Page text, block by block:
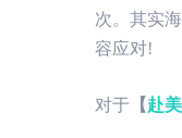
次。其实
容应对!
对于 【赴